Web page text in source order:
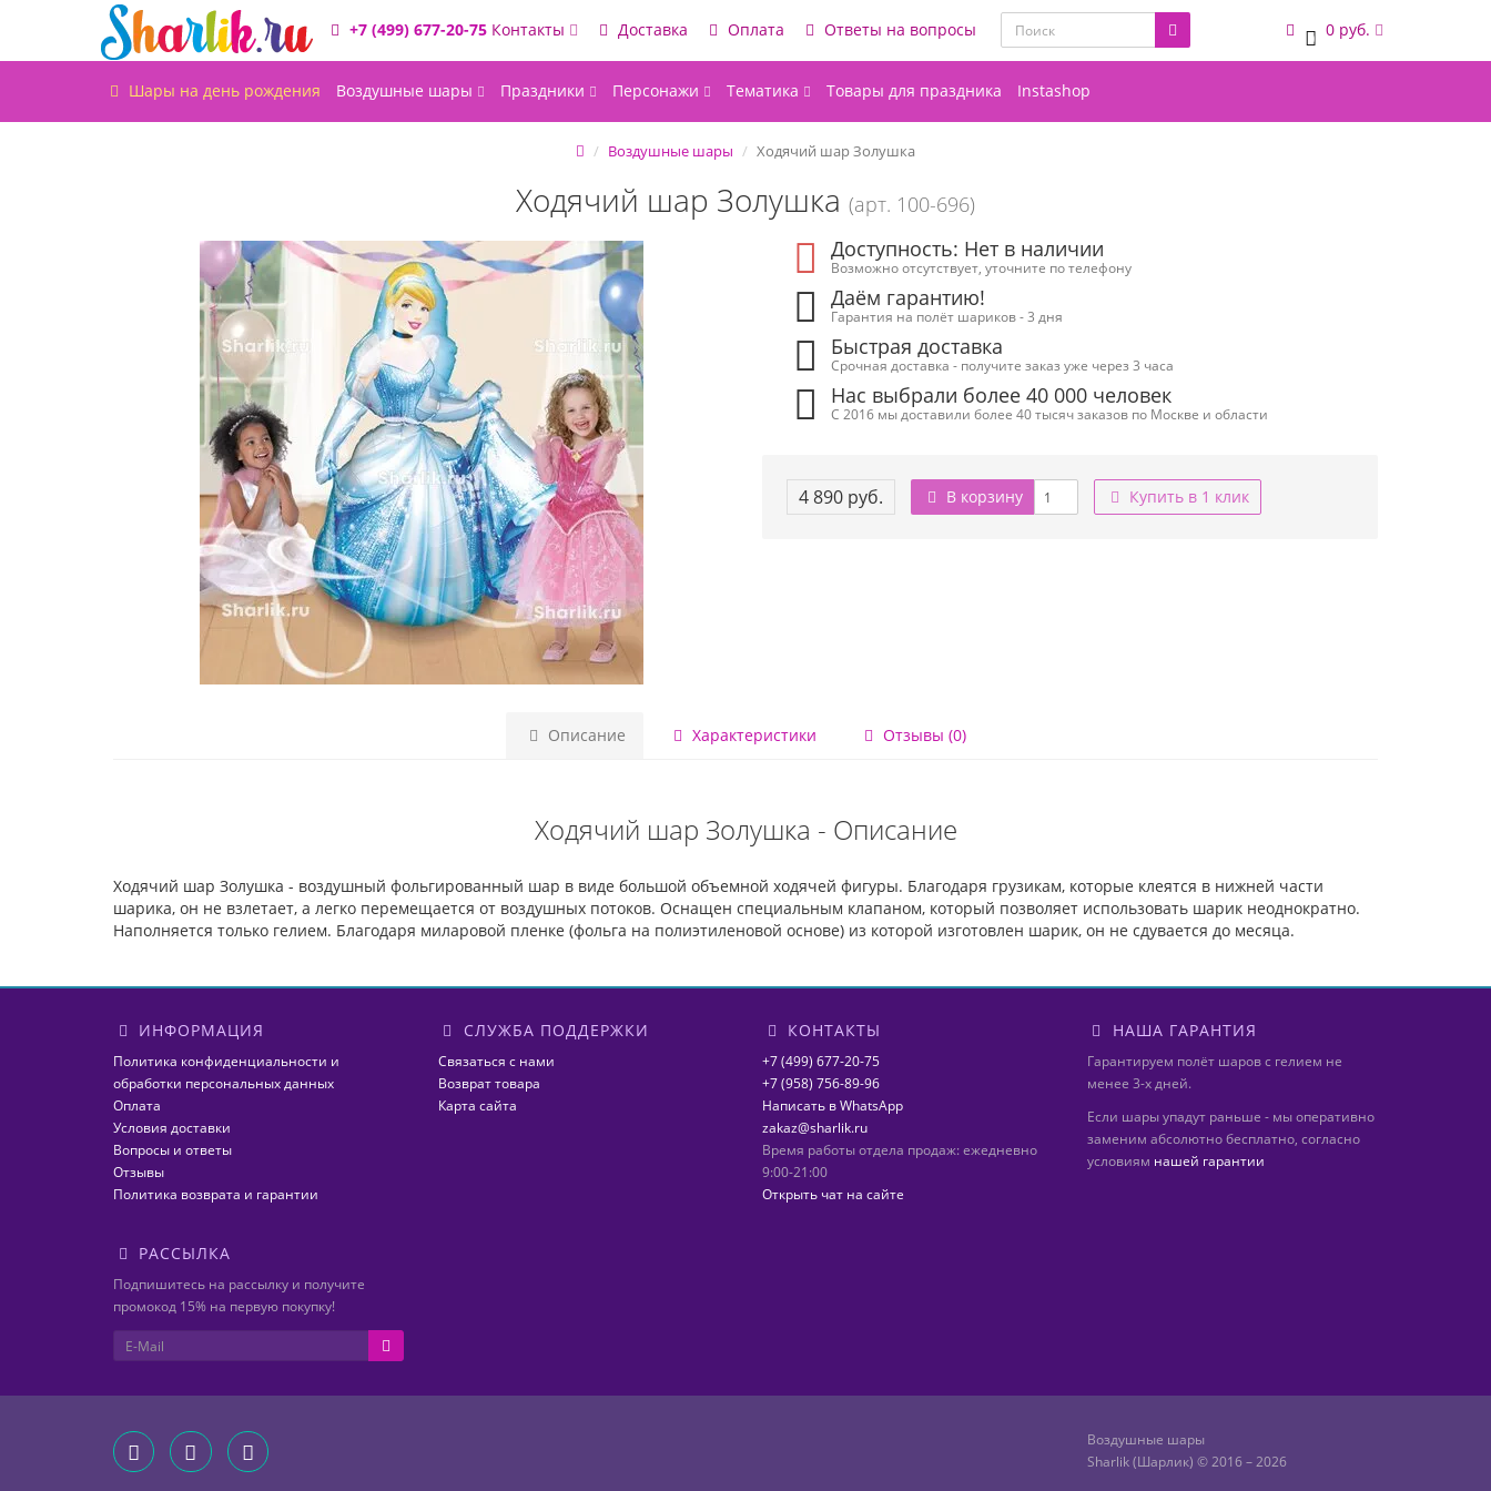
+7 (499) 677-20-75 Контакты Доставка Оплата Ответы на вопросы 0 0 руб.
Шары на день рождения Воздушные шары Праздники Персонажи Тематика Товары для праздника Instashop
Воздушные шары Ходячий шар Золушка
Ходячий шар Золушка (арт. 100-696)
Доступность: Нет в наличии
Возможно отсутствует, уточните по телефону
Даём гарантию!
Гарантия на полёт шариков - 3 дня
Быстрая доставка
Срочная доставка - получите заказ уже через 3 часа
Нас выбрали более 40 000 человек
С 2016 мы доставили более 40 тысяч заказов по Москве и области
4 890 руб. В корзину Купить в 1 клик
Описание Характеристики Отзывы (0)
Ходячий шар Золушка - Описание
Ходячий шар Золушка - воздушный фольгированный шар в виде большой объемной ходячей фигуры. Благодаря грузикам, которые клеятся в нижней части
шарика, он не взлетает, а легко перемещается от воздушных потоков. Оснащен специальным клапаном, который позволяет использовать шарик неоднократно.
Наполняется только гелием. Благодаря миларовой пленке (фольга на полиэтиленовой основе) из которой изготовлен шарик, он не сдувается до месяца.
ИНФОРМАЦИЯ
Политика конфиденциальности и
обработки персональных данных
Оплата
Условия доставки
Вопросы и ответы
Отзывы
Политика возврата и гарантии
СЛУЖБА ПОДДЕРЖКИ
Связаться с нами
Возврат товара
Карта сайта
КОНТАКТЫ
+7 (499) 677-20-75
+7 (958) 756-89-96
Написать в WhatsApp
zakaz@sharlik.ru
Время работы отдела продаж: ежедневно
9:00-21:00
Открыть чат на сайте
НАША ГАРАНТИЯ
Гарантируем полёт шаров с гелием не
менее 3-х дней.
Если шары упадут раньше - мы оперативно
заменим абсолютно бесплатно, согласно
условиям нашей гарантии
РАССЫЛКА
Подпишитесь на рассылку и получите
промокод 15% на первую покупку!
Воздушные шары
Sharlik (Шарлик) © 2016 – 2026